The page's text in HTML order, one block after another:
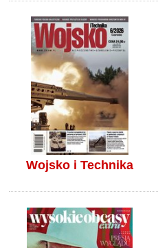
Wojsko i Technika